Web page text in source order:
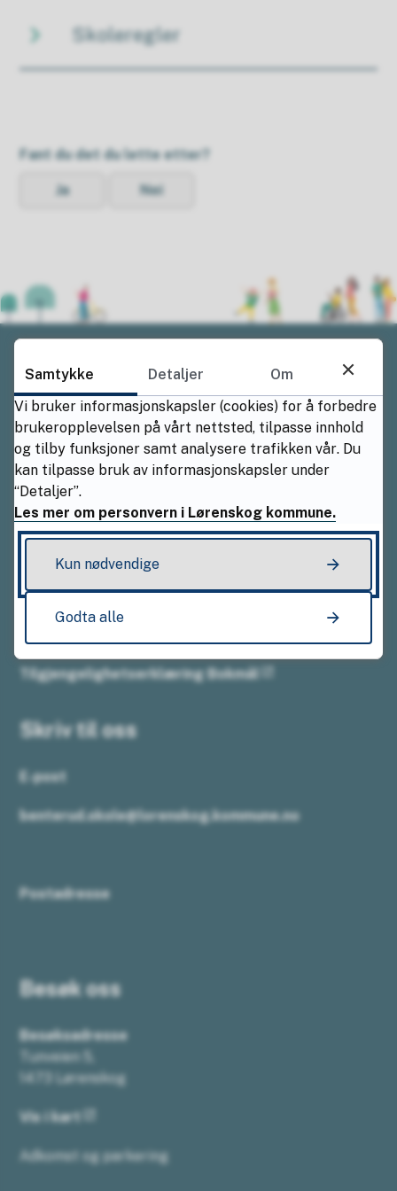
Skoleregler
Fant du det du lette etter?
Ja Nei
Ring oss
Sentralbordet
94 01 61 53
Åpningstider
Mandag–fredag kl. 08.00–15.30
Tilgjengelighetserklæring Bokmål
Skriv til oss
E-post
benterud.skole@lorenskog.kommune.no
Postadresse
Besøk oss
Besøksadresse
Tunveien 5,
1473 Lørenskog
Vis i kart
Adkomst og parkering
Samtykke Detaljer
Om
Vi bruker informasjonskapsler (cookies) for å forbedre
brukeropplevelsen på vårt nettsted, tilpasse innhold
og tilby funksjoner samt analysere trafikken vår. Du
kan tilpasse bruk av informasjonskapsler under
“Detaljer”.
Les mer om personvern i Lørenskog kommune.
Kun nødvendige
Godta alle